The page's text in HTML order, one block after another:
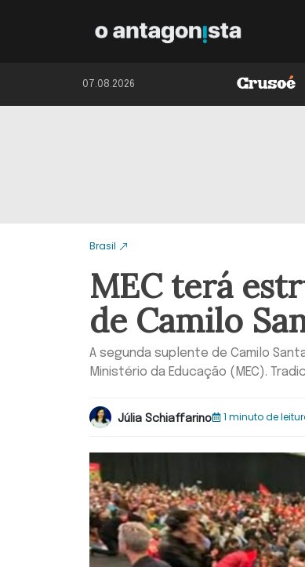
07.08.2026
Brasil
MEC terá
de Camilo
A segunda suplente de Camilo
Ministério da Educação (MEC).
Júlia Schiaffarino 1 minuto de